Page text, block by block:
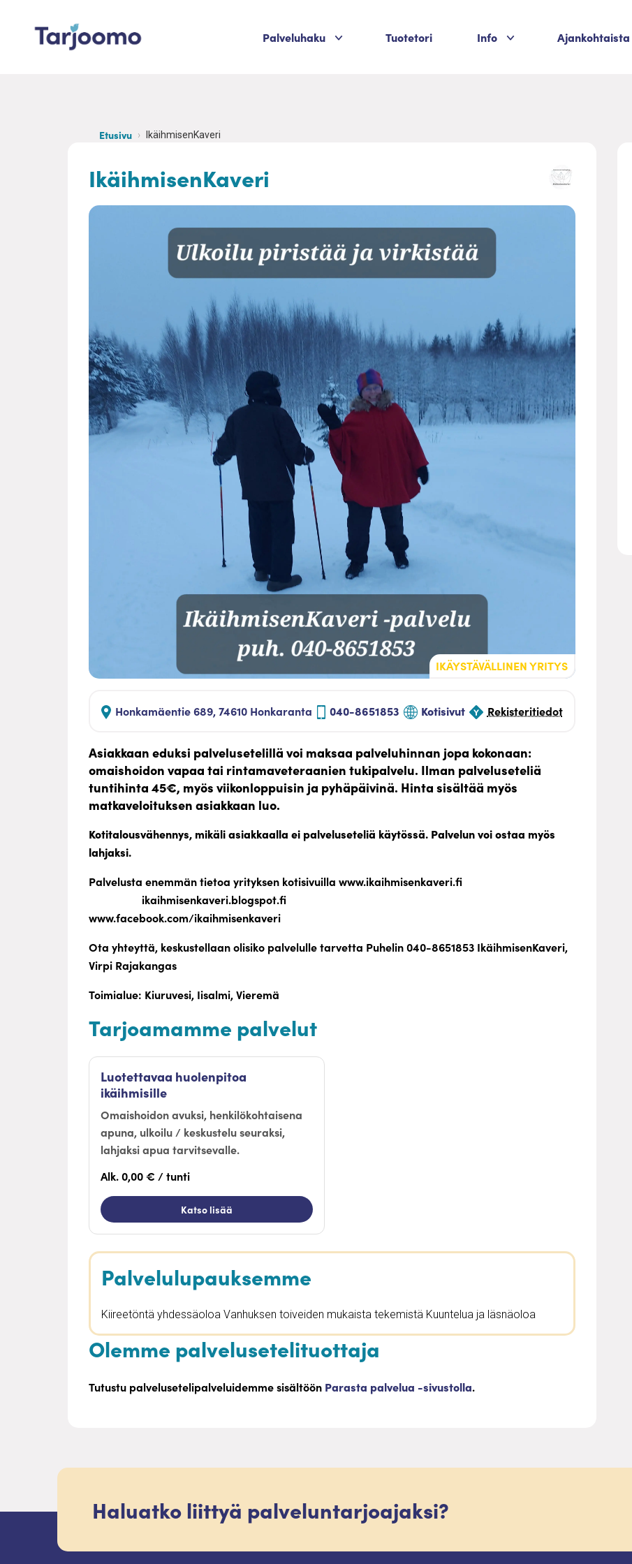
Palveluhaku Palvelukategoriat
Tuotetori Info Palvelukategoriat
Ajankohtaista
Etusivu IkäihmisenKaveri
IkäihmisenKaveri
IKÄYSTÄVÄLLINEN YRITYS
Honkamäentie 689, 74610 Honkaranta 040-8651853 Kotisivut Rekisteritiedot
Asiakkaan eduksi palvelusetelillä voi maksaa palveluhinnan jopa kokonaan:
omaishoidon vapaa tai rintamaveteraanien tukipalvelu. Ilman palveluseteliä
tuntihinta 45€, myös viikonloppuisin ja pyhäpäivinä. Hinta sisältää myös
matkaveloituksen asiakkaan luo.
Kotitalousvähennys, mikäli asiakkaalla ei palveluseteliä käytössä. Palvelun voi ostaa myös
lahjaksi.
Palvelusta enemmän tietoa yrityksen kotisivuilla www.ikaihmisenkaveri.fi
ikaihmisenkaveri.blogspot.fi
www.facebook.com/ikaihmisenkaveri
Ota yhteyttä, keskustellaan olisiko palvelulle tarvetta Puhelin 040-8651853 IkäihmisenKaveri,
Virpi Rajakangas
Toimialue: Kiuruvesi, Iisalmi, Vieremä
Tarjoamamme palvelut
Luotettavaa huolenpitoa
ikäihmisille
Omaishoidon avuksi, henkilökohtaisena
apuna, ulkoilu / keskustelu seuraksi,
lahjaksi apua tarvitsevalle.
Alk. 0,00 € / tunti
Katso lisää
Palvelulupauksemme
Kiireetöntä yhdessäoloa Vanhuksen toiveiden mukaista tekemistä Kuuntelua ja läsnäoloa
Olemme palvelusetelituottaja
Tutustu palvelusetelipalveluidemme sisältöön Parasta palvelua -sivustolla.
Haluatko liittyä palveluntarjoajaksi?